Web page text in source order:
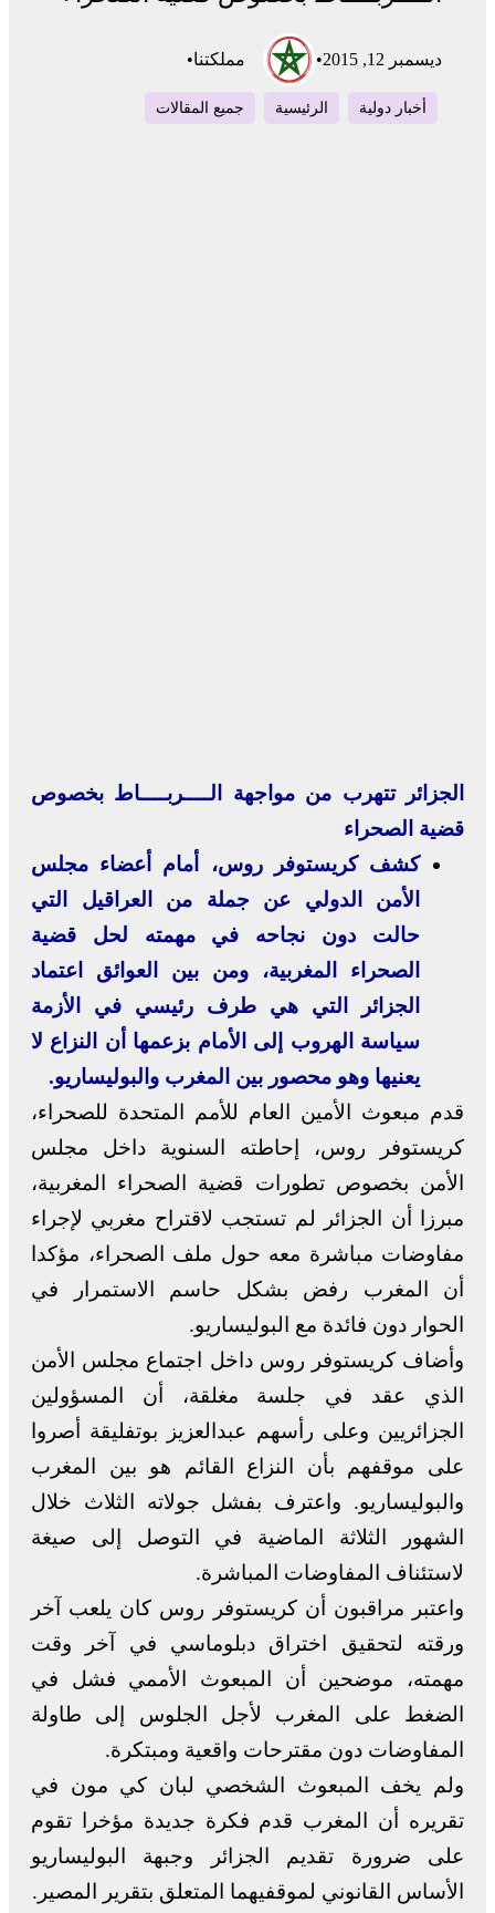
ديسمبر 12, 2015 • مملكتنا•
أخبار دولية الرئيسية جميع المقالات
الجزائر تتهرب من مواجهة الــــربــــاط بخصوص
قضية الصحراء
كشف كريستوفر روس، أمام أعضاء مجلس
الأمن الدولي عن جملة من العراقيل التي
حالت دون نجاحه في مهمته لحل قضية
الصحراء المغربية، ومن بين العوائق اعتماد
الجزائر التي هي طرف رئيسي في الأزمة
سياسة الهروب إلى الأمام بزعمها أن النزاع لا
يعنيها وهو محصور بين المغرب والبوليساريو.
قدم مبعوث الأمين العام للأمم المتحدة للصحراء،
كريستوفر روس، إحاطته السنوية داخل مجلس
الأمن بخصوص تطورات قضية الصحراء المغربية،
مبرزا أن الجزائر لم تستجب لاقتراح مغربي لإجراء
مفاوضات مباشرة معه حول ملف الصحراء، مؤكدا
أن المغرب رفض بشكل حاسم الاستمرار في
الحوار دون فائدة مع البوليساريو.
وأضاف كريستوفر روس داخل اجتماع مجلس الأمن
الذي عقد في جلسة مغلقة، أن المسؤولين
الجزائريين وعلى رأسهم عبدالعزيز بوتفليقة أصروا
على موقفهم بأن النزاع القائم هو بين المغرب
والبوليساريو. واعترف بفشل جولاته الثلاث خلال
الشهور الثلاثة الماضية في التوصل إلى صيغة
لاستئناف المفاوضات المباشرة.
واعتبر مراقبون أن كريستوفر روس كان يلعب آخر
ورقته لتحقيق اختراق دبلوماسي في آخر وقت
مهمته، موضحين أن المبعوث الأممي فشل في
الضغط على المغرب لأجل الجلوس إلى طاولة
المفاوضات دون مقترحات واقعية ومبتكرة.
ولم يخف المبعوث الشخصي لبان كي مون في
تقريره أن المغرب قدم فكرة جديدة مؤخرا تقوم
على ضرورة تقديم الجزائر وجبهة البوليساريو
الأساس القانوني لموقفيهما المتعلق بتقرير المصير.